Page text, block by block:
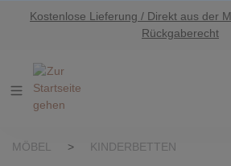
springen
Kostenlose Lieferung / Direkt aus der
Rückgaberecht
MÖBEL > KINDERBETTEN